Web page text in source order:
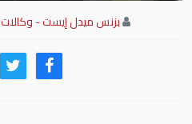
بزنس ميدل إيست - وكالات